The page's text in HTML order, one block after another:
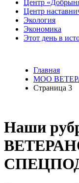
Центр
Центр
Экология
Экономика
Этот день в
Главная
МОО
Страница 3
Наши